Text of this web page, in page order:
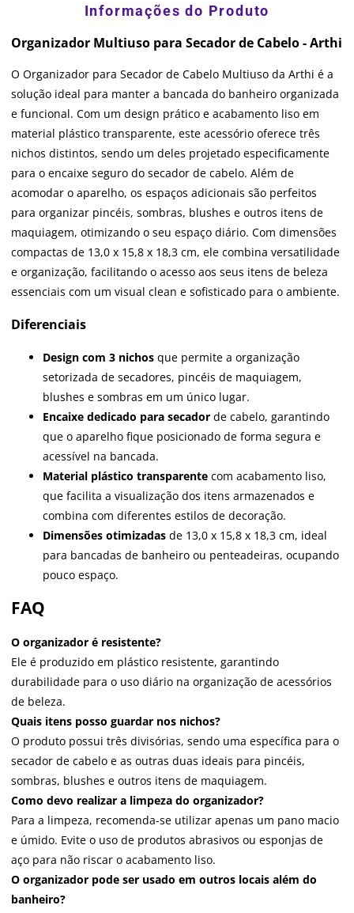
Organizador Multiuso para Secador de Cabelo - Arthi
O Organizador para Secador de Cabelo Multiuso da Arthi é a
solução ideal para manter a bancada do banheiro organizada
e funcional. Com um design prático e acabamento liso em
material plástico transparente, este acessório oferece três
nichos distintos, sendo um deles projetado especificamente
para o encaixe seguro do secador de cabelo. Além de
acomodar o aparelho, os espaços adicionais são perfeitos
para organizar pincéis, sombras, blushes e outros itens de
maquiagem, otimizando o seu espaço diário. Com dimensões
compactas de 13,0 x 15,8 x 18,3 cm, ele combina versatilidade
e organização, facilitando o acesso aos seus itens de beleza
essenciais com um visual clean e sofisticado para o ambiente.
Diferenciais
Design com 3 nichos que permite a organização
setorizada de secadores, pincéis de maquiagem,
blushes e sombras em um único lugar.
Encaixe dedicado para secador de cabelo, garantindo
que o aparelho fique posicionado de forma segura e
acessível na bancada.
Material plástico transparente com acabamento liso,
que facilita a visualização dos itens armazenados e
combina com diferentes estilos de decoração.
Dimensões otimizadas de 13,0 x 15,8 x 18,3 cm, ideal
para bancadas de banheiro ou penteadeiras, ocupando
pouco espaço.
FAQ
O organizador é resistente?
Ele é produzido em plástico resistente, garantindo
durabilidade para o uso diário na organização de acessórios
de beleza.
Quais itens posso guardar nos nichos?
O produto possui três divisórias, sendo uma específica para o
secador de cabelo e as outras duas ideais para pincéis,
sombras, blushes e outros itens de maquiagem.
Como devo realizar a limpeza do organizador?
Para a limpeza, recomenda-se utilizar apenas um pano macio
e úmido. Evite o uso de produtos abrasivos ou esponjas de
aço para não riscar o acabamento liso.
O organizador pode ser usado em outros locais além do
banheiro?